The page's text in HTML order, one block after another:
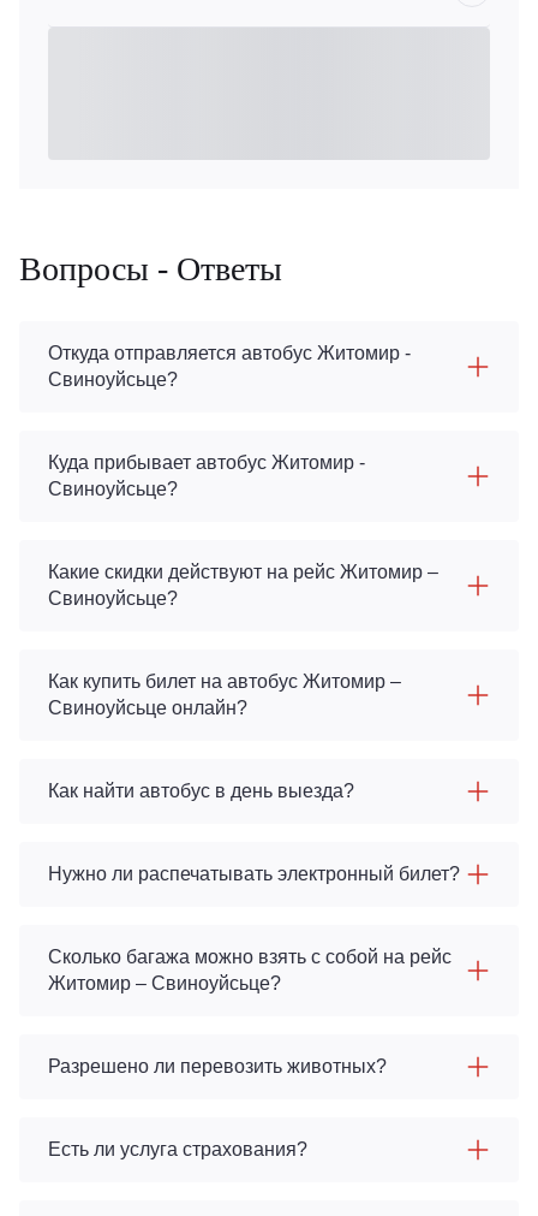
Вопросы - Ответы
Откуда отправляется автобус Житомир -
Свиноуйсьце?
Куда прибывает автобус Житомир -
Свиноуйсьце?
Какие скидки действуют на рейс Житомир –
Свиноуйсьце?
Как купить билет на автобус Житомир –
Свиноуйсьце онлайн?
Как найти автобус в день выезда?
Нужно ли распечатывать электронный билет?
Сколько багажа можно взять с собой на рейс
Житомир – Свиноуйсьце?
Разрешено ли перевозить животных?
Есть ли услуга страхования?